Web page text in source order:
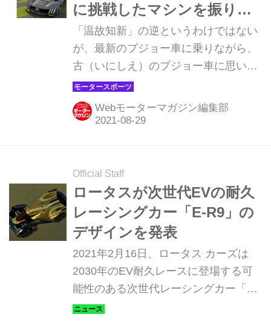
に挑戦したマシンを振りか
える【プジョー今昔ストー
リー／その10】
「温故知新」の逆というわけではない
が、最新のプジョー車に乗りながら、
古（いにしえ）のプジョー車に思いを
馳せてみたい。今回は番外編というわ
けではないが、2022年のル・マン24時
間レースに参戦する「9X8」から、懐
1937年のル・マンでクラス優勝した
402 ダールマ、下が9X8）
Webモーターマガジン編集部
Official Staff
ロータスが次世代EVの耐久
レーシングカー「E-R9」の
デザインを発表
2021年2月16日、ロータス カーズは
2030年のEV耐久レースに登場する可
能性のある次世代レーシングカー「E-
R9」のデザインスタディを発表した。